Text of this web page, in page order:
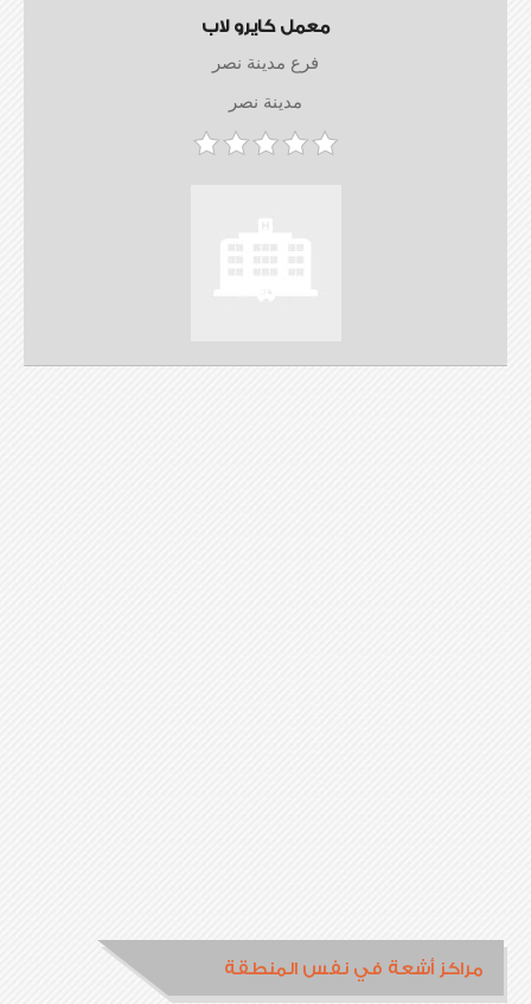
معمل كايرو لاب
فرع مدينة نصر
مدينة نصر
مراكز أشعة في نفس المنطقة